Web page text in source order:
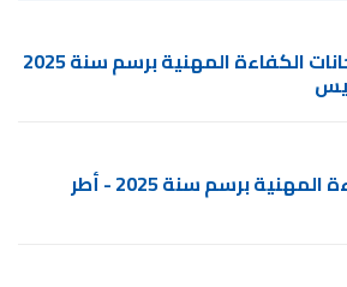
النتائج النهائية لامتحانات الكفاءة المهنية برسم سنة 2025
نتائج امتحانات الكفاءة المهنية برسم سنة 2025 - أطر